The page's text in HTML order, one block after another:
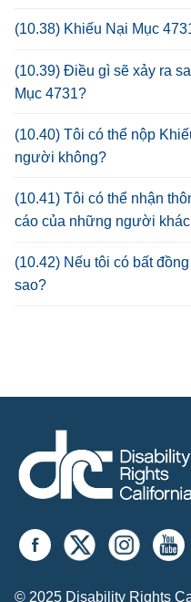
(10.38) Khiếu Nại Mục
(10.39) Điều gì sẽ xảy ra
Mục 4731?
(10.40) Tôi có thể nộp
người không?
(10.41) Tôi có thể nhận
cáo của những người
(10.42) Nếu tôi có bất
sao?
© 2025 Disability Rights